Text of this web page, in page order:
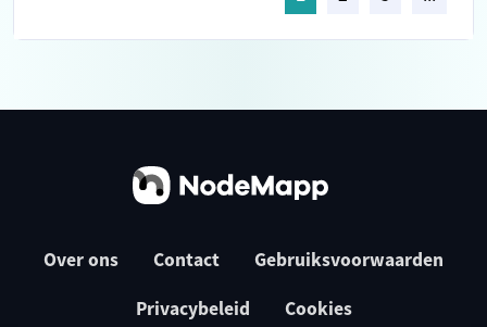
Over ons Contact Gebruiksvoorwaarden
Privacybeleid Cookies